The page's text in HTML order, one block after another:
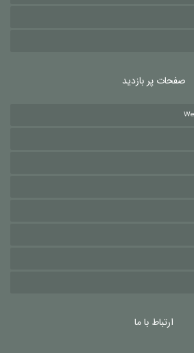
صفحات پر بازدید
ارتباط با ما